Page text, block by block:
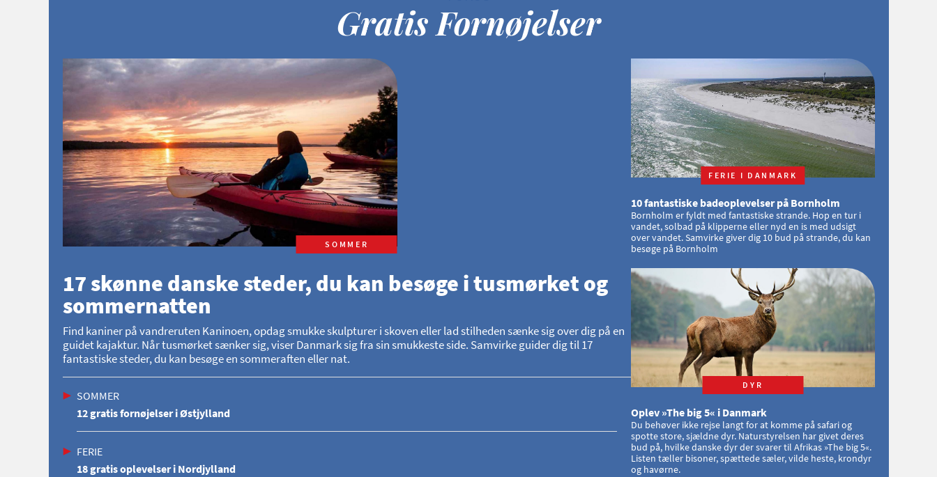
Gratis Fornøjelser
SOMMER
17 skønne danske steder, du kan besøge i tusmørket og
sommernatten
Find kaniner på vandreruten Kaninoen, opdag smukke skulpturer i skoven eller lad stilheden sænke sig over dig på en
guidet kajaktur. Når tusmørket sænker sig, viser Danmark sig fra sin smukkeste side. Samvirke guider dig til 17
fantastiske steder, du kan besøge en sommeraften eller nat.
SOMMER
12 gratis fornøjelser i Østjylland
FERIE
18 gratis oplevelser i Nordjylland
FERIE I DANMARK
10 fantastiske badeoplevelser på Bornholm
Bornholm er fyldt med fantastiske strande. Hop en tur i
vandet, solbad på klipperne eller nyd en is med udsigt
over vandet. Samvirke giver dig 10 bud på strande, du kan
besøge på Bornholm
DYR
Oplev »The big 5« i Danmark
Du behøver ikke rejse langt for at komme på safari og
spotte store, sjældne dyr. Naturstyrelsen har givet deres
bud på, hvilke danske dyr der svarer til Afrikas »The big 5«.
Listen tæller bisoner, spættede sæler, vilde heste, krondyr
og havørne.